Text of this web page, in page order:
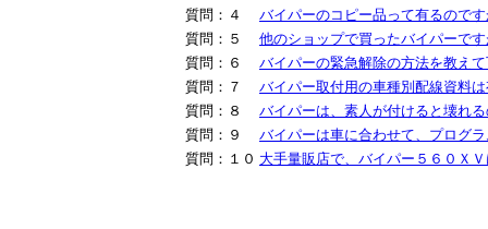
質問：４ バイパーのコピー品って有るので
質問：５ 他のショップで買ったバイパーで
質問：６ バイパーの緊急解除の方法を教え
質問：７ バイパー取付用の車種別配線資料
質問：８ バイパーは、素人が付けると壊れ
質問：９ バイパーは車に合わせて、プログ
質問：１０ 大手量販店で、バイパー５６０Ｘ